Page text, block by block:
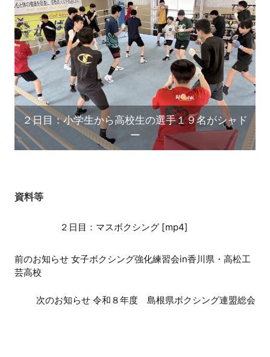
２日目：小学生から高校生の選手１９名がシャド
ー
資料等
２日目：マスボクシング [mp4]
後
の
前のお知らせ 女子ボクシング強化練習会in香川県・高松工
芸高校
次のお知らせ 令和８年度 島根県ボクシング連盟総会